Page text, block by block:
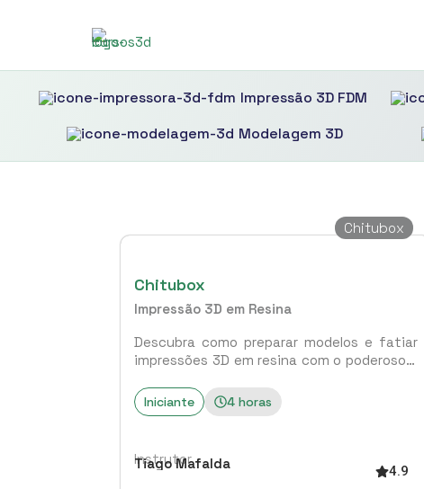
Impressão 3D FDM
Modelagem 3D
Chitubox
Chitubox
Impressão 3D em Resina
Descubra como preparar modelos e fatiar
impressões 3D em resina com o poderoso e
Iniciante 4 horas
Instrutor
Tiago Mafalda 4.9